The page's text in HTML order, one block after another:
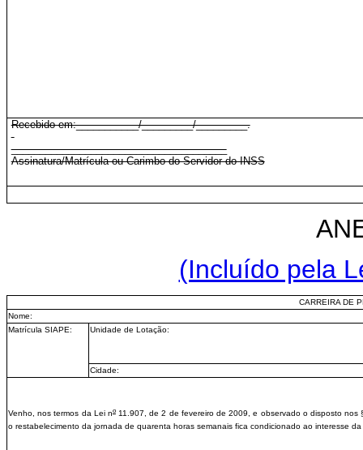
Recebido em:___________/_________/_________.
______________________________________
Assinatura/Matrícula ou Carimbo do Servidor do INSS
(Incluído pela
CARREIRA DE
Nome:
Matrícula SIAPE:
Unidade de Lotação:
Cidade:
Venho, nos termos da Lei no11.907, de 2 de fevereiro de 2009, e observado o disposto nos
o restabelecimento da jornada de quarenta horas semanais fica condicionado ao interesse